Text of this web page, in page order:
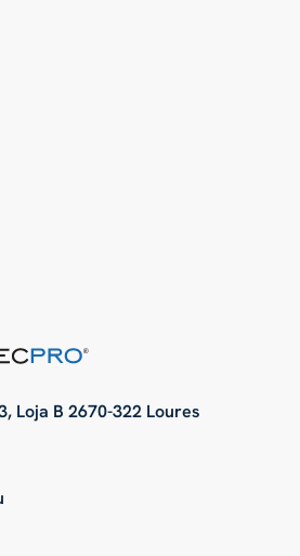
Loja B 2670-322 Loures